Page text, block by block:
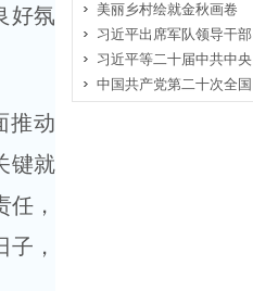
好氛
推动
键就
，
，
美丽乡村绘就金秋画卷
习近平出席军队领导干部
习近平等二十届中共中央
中国共产党第二十次全国